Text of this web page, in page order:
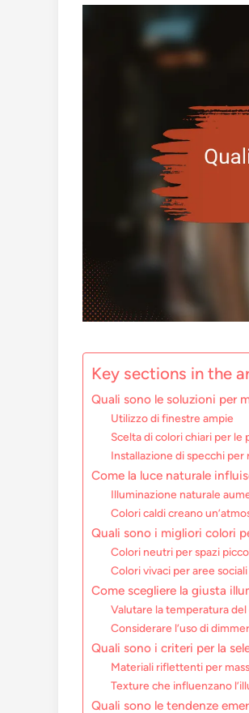
Key sections in the
Quali sono le soluzioni per
Utilizzo di finestre ampie
Scelta di colori chiari per le
Installazione di specchi per
Come la luce naturale
Illuminazione naturale
Colori caldi creano
Quali sono i migliori colori
Colori neutri per spazi
Colori vivaci per aree sociali
Come scegliere la giusta
Valutare la temperatura del
Considerare l’uso di
Quali sono i criteri per la
Materiali riflettenti per
Texture che influenzano
Quali sono le tendenze